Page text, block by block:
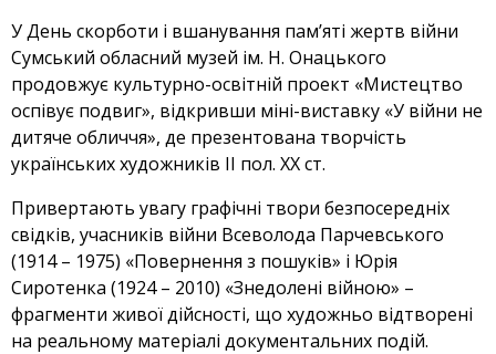
У День скорботи і вшанування пам’яті жертв війни
Сумський обласний музей ім. Н. Онацького
продовжує культурно-освітній проект «Мистецтво
оспівує подвиг», відкривши міні-виставку «У війни не
дитяче обличчя», де презентована творчість
українських художників ІІ пол. ХХ ст.
Привертають увагу графічні твори безпосередніх
свідків, учасників війни Всеволода Парчевського
(1914 – 1975) «Повернення з пошуків» і Юрія
Сиротенка (1924 – 2010) «Знедолені війною» –
фрагменти живої дійсності, що художньо відтворені
на реальному матеріалі документальних подій.